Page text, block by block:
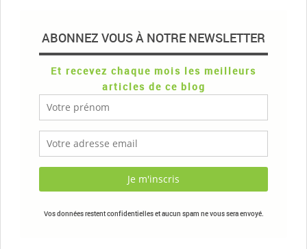
ABONNEZ VOUS À NOTRE NEWSLETTER
Et recevez chaque mois les meilleurs
articles de ce blog
Vos données restent confidentielles et aucun spam ne vous sera envoyé.